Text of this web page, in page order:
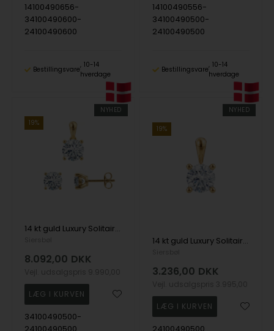
14100490656-
34100490600-
24100490600
Bestillingsvare
10-14
hverdage
14100490556-
34100490500-
24100490500
Bestillingsvare
10-14
hverdage
NYHED
19%
14 kt guld Luxury Solitaire smykkesæt med i alt 1,00 ct Labgrown diamant Top Wesselston VS2
8.092,00 DKK
34100490500-
NYHED
19%
14 kt guld Luxury Solitaire vedhæng med i alt 0,50 ct Labgrown diamant Top Wesselston VS2
3.236,00 DKK